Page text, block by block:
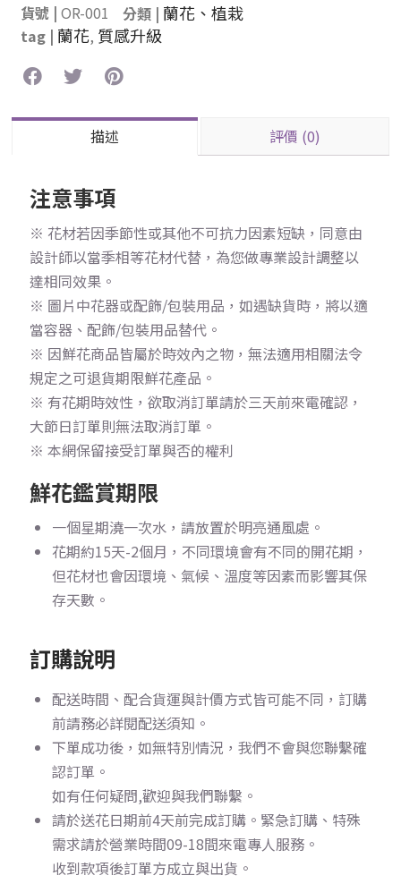
貨號 |OR-001 分類 | 蘭花、植栽
tag | 蘭花, 質感升級
描述 評價 (0)
注意事項
※ 花材若因季節性或其他不可抗力因素短缺，同意由
設計師以當季相等花材代替，為您做專業設計調整以
達相同效果。
※ 圖片中花器或配飾/包裝用品，如遇缺貨時，將以適
當容器、配飾/包裝用品替代。
※ 因鮮花商品皆屬於時效內之物，無法適用相關法令
規定之可退貨期限鮮花產品。
※ 有花期時效性，欲取消訂單請於三天前來電確認，
大節日訂單則無法取消訂單。
※ 本網保留接受訂單與否的權利
鮮花鑑賞期限
一個星期澆一次水，請放置於明亮通風處。
花期約15天-2個月，不同環境會有不同的開花期，
但花材也會因環境、氣候、溫度等因素而影響其保
存天數。
訂購說明
配送時間、配合貨運與計價方式皆可能不同，訂購
前請務必詳閱配送須知。
下單成功後，如無特別情況，我們不會與您聯繫確
認訂單。
如有任何疑問,歡迎與我們聯繫。
請於送花日期前4天前完成訂購。 緊急訂購、特殊
需求請於營業時間09-18間來電專人服務。
收到款項後訂單方成立與出貨。